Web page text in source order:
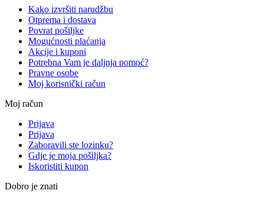
Kako izvršiti narudžbu
Otprema i dostava
Povrat pošiljke
Mogućnosti plaćanja
Akcije i kuponi
Potrebna Vam je daljnja pomoć?
Pravne osobe
Moj korisnički račun
Moj račun
Prijava
Prijava
Zaboravili ste lozinku?
Gdje je moja pošiljka?
Iskoristiti kupon
Dobro je znati